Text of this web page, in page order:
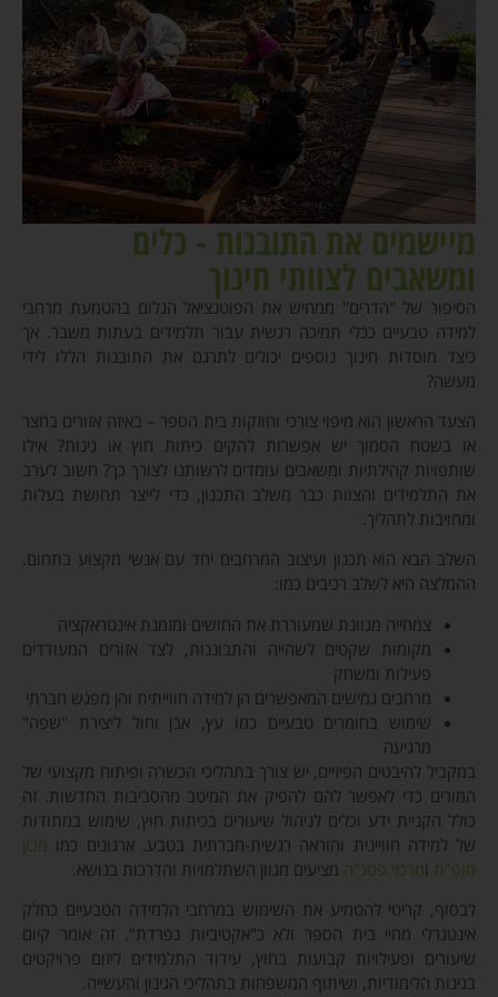
מיישמים את התובנות - כלים
ומשאבים לצוותי חינוך
הסיפור של "הדרים" ממחיש את הפוטנציאל הגלום בהטמעת מרחבי
למידה טבעיים ככלי תמיכה רגשית עבור תלמידים בעתות משבר. אך
כיצד מוסדות חינוך נוספים יכולים לתרגם את התובנות הללו לידי
מעשה?
הצעד הראשון הוא מיפוי צורכי וחוזקות בית הספר – באיזה אזורים בחצר
או בשטח הסמוך יש אפשרות להקים כיתות חוץ או גינות? אילו
שותפויות קהילתיות ומשאבים עומדים לרשותנו לצורך כך? חשוב לערב
את התלמידים והצוות כבר משלב התכנון, כדי לייצר תחושת בעלות
ומחויבות לתהליך.
השלב הבא הוא תכנון ועיצוב המרחבים יחד עם אנשי מקצוע בתחום.
ההמלצה היא לשלב רכיבים כמו:
צמחייה מגוונת שמעוררת את החושים ומזמנת אינטראקציה
מקומות שקטים לשהייה והתבוננות, לצד אזורים המעודדים
פעילות ומשחק
מרחבים גמישים המאפשרים הן למידה חווייתית והן מפגש חברתי
שימוש בחומרים טבעיים כמו עץ, אבן וחול ליצירת "שפה"
מרגיעה
במקביל להיבטים הפיזיים, יש צורך בתהליכי הכשרה ופיתוח מקצועי של
המורים כדי לאפשר להם להפיק את המיטב מהסביבות החדשות. זה
כולל הקניית ידע וכלים לניהול שיעורים בכיתות חוץ, שימוש במתודות
של למידה חוויינית והוראה רגשית-חברתית בטבע. ארגונים כמו מכון
מופ"ת ומרכזי פסג"ה מציעים מגוון השתלמויות והדרכות בנושא.
לבסוף, קריטי להטמיע את השימוש במרחבי הלמידה הטבעיים כחלק
אינטגרלי מחיי בית הספר ולא כ"אקטיביות נפרדת". זה אומר קיום
שיעורים ופעילויות קבועות בחוץ, עידוד התלמידים ליזום פרויקטים
בגינות הלימודיות, ושיתוף המשפחות בתהליכי הגינון והעשייה.